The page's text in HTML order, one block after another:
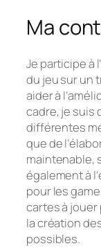
Ma
Je participe à
du jeu sur un
aider à
cadre, je suis
différentes
que de
maintenable,
également à
pour les
cartes à
la création
possibles.